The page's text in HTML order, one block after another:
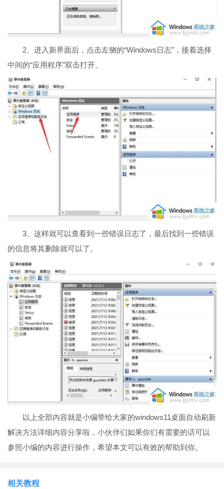
2、进入新界面后，点击左侧的“Windows日志”，接着选择
中间的“应用程序”双击打开。
3、这样就可以查看到一些错误日志了，最后找到一些错误
的信息将其删除就可以了。
以上全部内容就是小编带给大家的windows11桌面自动刷新
解决方法详细内容分享啦，小伙伴们如果你们有需要的话可以
参照小编的内容进行操作，希望本文可以有效的帮助到你。
相关教程